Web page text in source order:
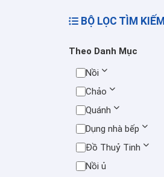
BỘ LỌC TÌM KIẾM
Theo Danh Mục
Nồi
Chảo
Quánh
Dụng nhà bếp
Đồ Thuỷ Tinh
Nồi ủ